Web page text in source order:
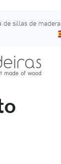
de sillas de madera